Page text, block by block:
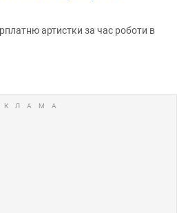
артистки за час роботи в